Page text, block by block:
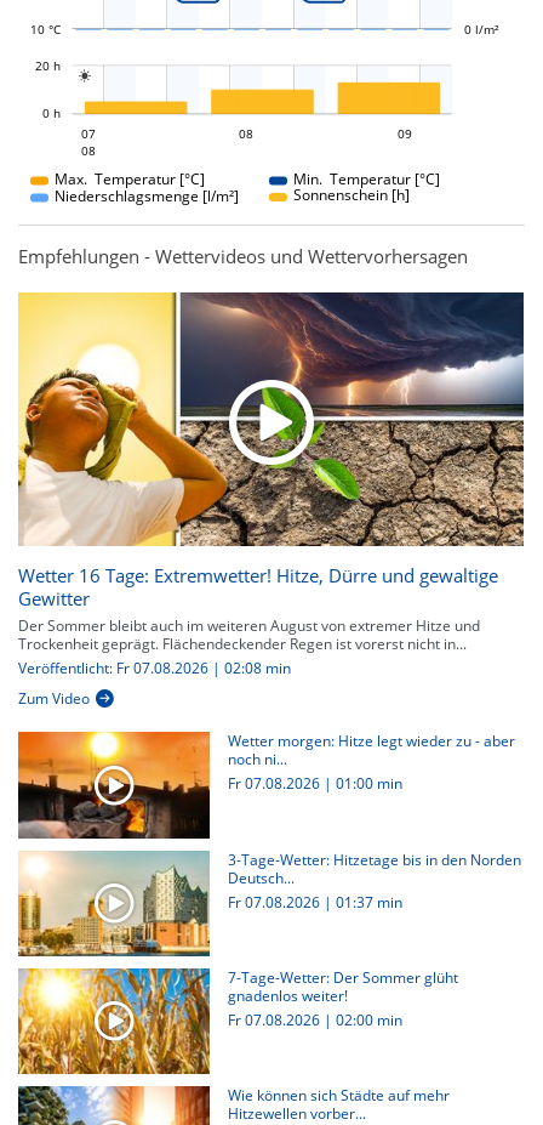
10 °C 0 l/m²

0 h
20 h
07
08
08 09
Max. Temperatur [°C]
Min. Temperatur [°C]
Niederschlagsmenge [l/m²]
Sonnenschein [h]
Empfehlungen - Wettervideos und Wettervorhersagen
Wetter 16 Tage: Extremwetter! Hitze, Dürre und gewaltige
Gewitter
Der Sommer bleibt auch im weiteren August von extremer Hitze und
Trockenheit geprägt. Flächendeckender Regen ist vorerst nicht in...
Veröffentlicht: Fr 07.08.2026 | 02:08 min
Zum Video
Wetter morgen: Hitze legt wieder zu - aber
noch ni...
Fr 07.08.2026 | 01:00 min
3-Tage-Wetter: Hitzetage bis in den Norden
Deutsch...
Fr 07.08.2026 | 01:37 min
7-Tage-Wetter: Der Sommer glüht
gnadenlos weiter!
Fr 07.08.2026 | 02:00 min
Wie können sich Städte auf mehr
Hitzewellen vorber...